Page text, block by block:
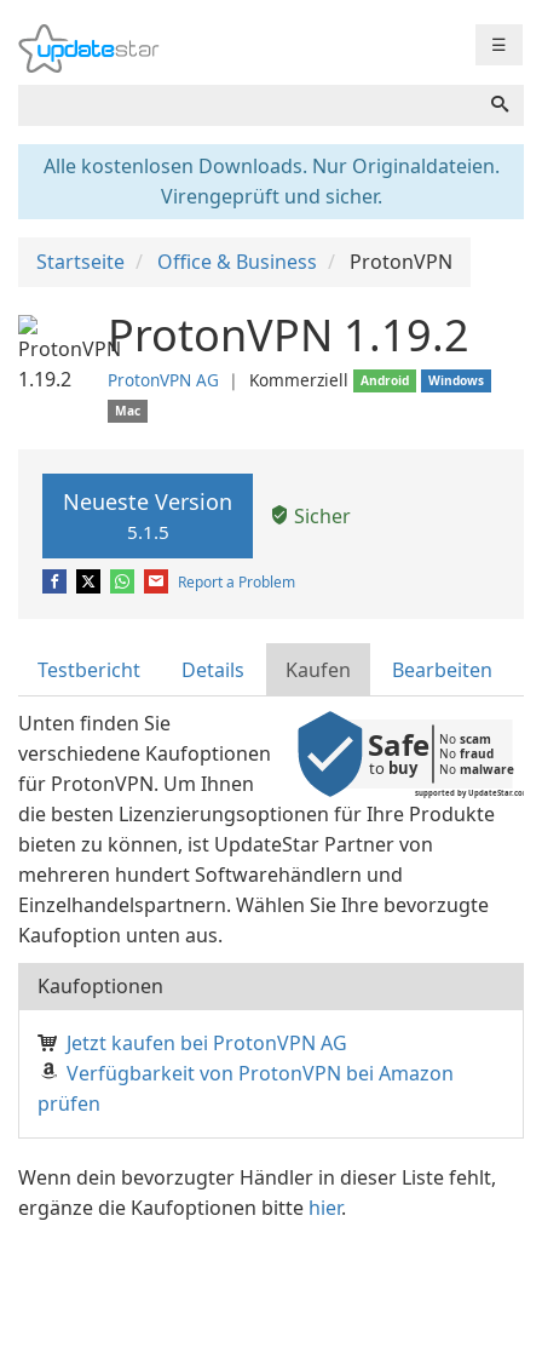
☰
Alle kostenlosen Downloads. Nur Originaldateien.
Virengeprüft und sicher.
Startseite Office & Business ProtonVPN
ProtonVPN 1.19.2
ProtonVPN AG ❘ Kommerziell Android
Windows
Mac
Neueste Version
5.1.5
Sicher
Report a Problem
Testbericht Details Kaufen Bearbeiten
supported by UpdateStar.com
Safe
to buy
No scam
No fraud
No malware
Unten finden Sie
verschiedene Kaufoptionen
für ProtonVPN. Um Ihnen
die besten Lizenzierungsoptionen für Ihre Produkte
bieten zu können, ist UpdateStar Partner von
mehreren hundert Softwarehändlern und
Einzelhandelspartnern. Wählen Sie Ihre bevorzugte
Kaufoption unten aus.
Kaufoptionen
Jetzt kaufen bei ProtonVPN AG
Verfügbarkeit von ProtonVPN bei Amazon
prüfen
Wenn dein bevorzugter Händler in dieser Liste fehlt,
ergänze die Kaufoptionen bitte hier.